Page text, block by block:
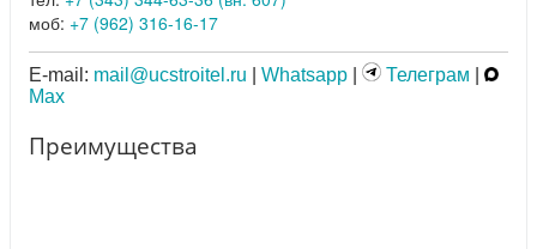
моб: +7 (962) 316-16-17
E-mail: mail@ucstroitel.ru Whatsapp Телеграм
Max
Преимущества